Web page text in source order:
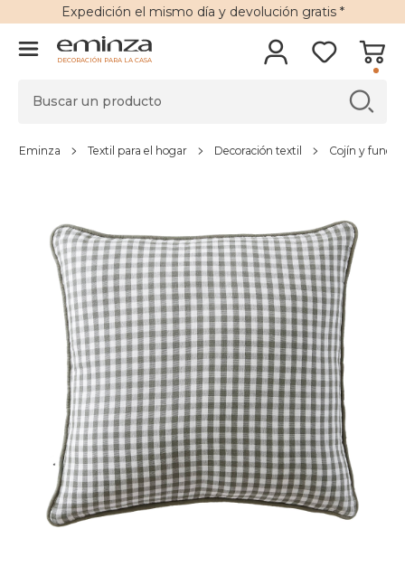
Expedición el mismo día y devolución gratis*
DECORACIÓN PARA LA CASA
Eminza Textil para el hogar Decoración textil Cojín y funda